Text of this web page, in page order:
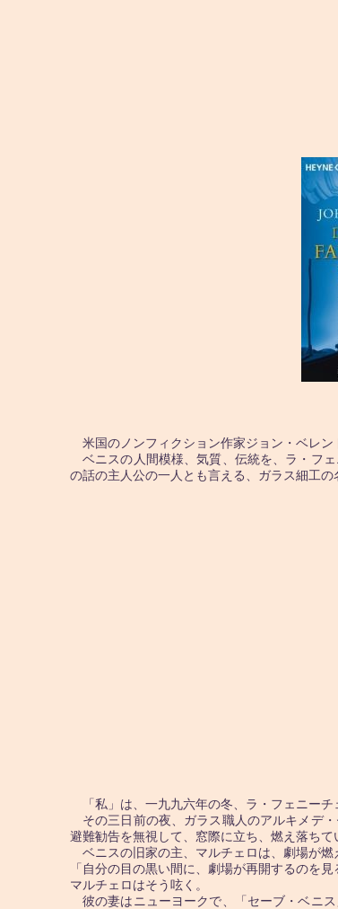
米国のノンフィクション作家ジョン・ベレ
ベニスの人間模様、気質、伝統を、ラ・フ
の話の主人公の一人とも言える、ガラス細工
「私」は、一九九六年の冬、ラ・フェニー
その三日前の夜、ガラス職人のアルキメデ
避難勧告を無視して、窓際に立ち、燃え落ちて
ベニスの旧家の主、マルチェロは、劇場が
「自分の目の黒い間に、劇場が再開するのを見
マルチェロはそう呟く。
彼の妻はニューヨークで、「セーブ・ベニ